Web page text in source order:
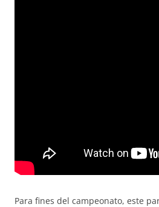
Para fines del campeonato, este